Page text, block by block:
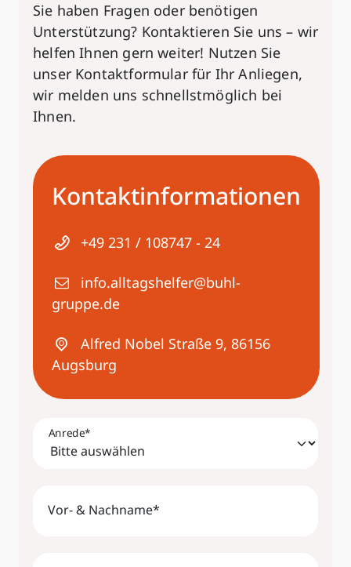
Sie haben Fragen oder benötigen
Unterstützung? Kontaktieren Sie uns – wir
helfen Ihnen gern weiter! Nutzen Sie
unser Kontaktformular für Ihr Anliegen,
wir melden uns schnellstmöglich bei
Ihnen.
Kontakt­informationen
+49 231 / 108747 - 24
info.alltagshelfer@buhl-
gruppe.de
Alfred Nobel Straße 9, 86156
Augsburg
Anrede*
Vor- & Nachname*